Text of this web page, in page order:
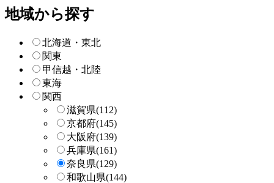
検
索
ー
検
地域から探す
北海道・東北
関東
甲信越・北陸
東海
関西
滋賀県(112)
京都府(145)
大阪府(139)
兵庫県(161)
奈良県(129)
和歌山県(144)